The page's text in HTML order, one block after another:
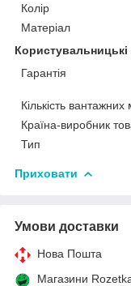
Колір
Матеріал
Користувальницькі
Гарантія
Кількість вантажних
Країна-виробник
Тип
Приховати
Умови доставки
Нова Пошта
Магазини